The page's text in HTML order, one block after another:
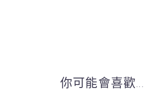
你可能會喜歡...